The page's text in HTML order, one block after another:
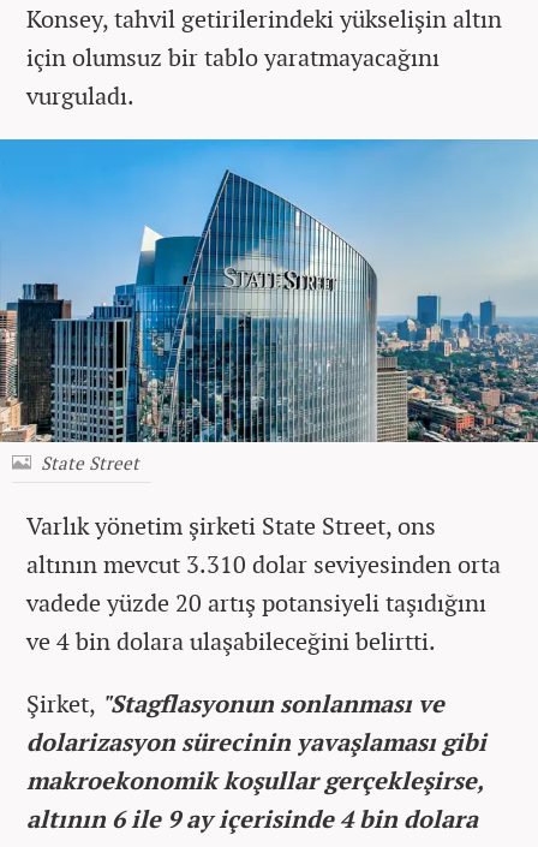
Konsey, tahvil getirilerindeki yükselişin altın
için olumsuz bir tablo yaratmayacağını
vurguladı.
State Street
Varlık yönetim şirketi State Street, ons
altının mevcut 3.310 dolar seviyesinden orta
vadede yüzde 20 artış potansiyeli taşıdığını
ve 4 bin dolara ulaşabileceğini belirtti.
Şirket, "Stagflasyonun sonlanması ve
dolarizasyon sürecinin yavaşlaması gibi
makroekonomik koşullar gerçekleşirse,
altının 6 ile 9 ay içerisinde 4 bin dolara